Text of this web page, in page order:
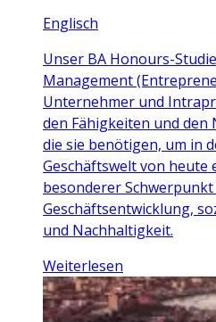
Englisch
Unser BA Honours-
Management
Unternehmer und
den Fähigkeiten und
die sie benötigen, um in
Geschäftswelt von heute
besonderer
Geschäftsentwicklung,
und Nachhaltigkeit.
Weiterlesen